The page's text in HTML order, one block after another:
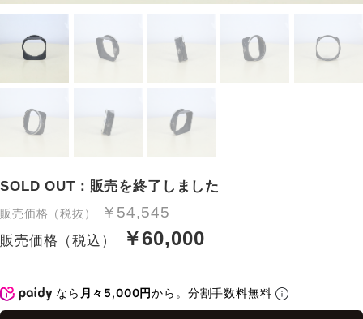
SOLD OUT：販売を終了しました
販売価格（税抜） ￥54,545
販売価格（税込） ￥60,000
なら 月々5,000円から。分割手数料無料